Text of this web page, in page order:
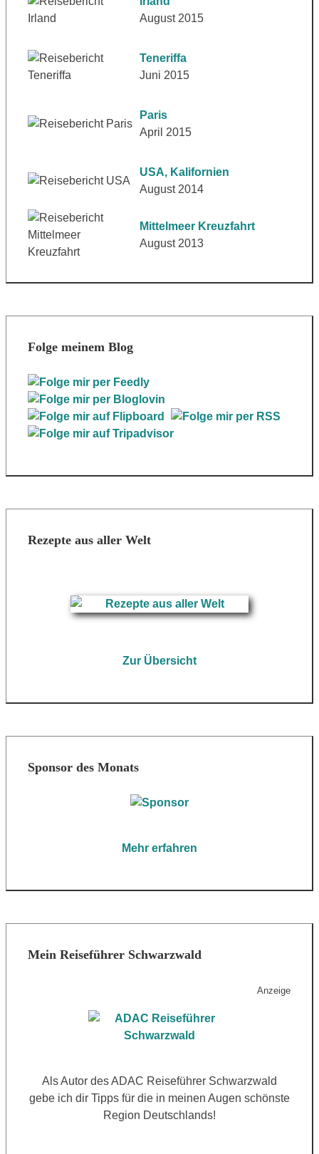
August 2015
Teneriffa
Juni 2015
Paris
April 2015
USA, Kalifornien
August 2014
Mittelmeer Kreuzfahrt
August 2013
Folge meinem Blog
Rezepte aus aller Welt
Zur Übersicht
Sponsor des Monats
Mehr erfahren
Mein Reiseführer Schwarzwald
Anzeige
Als Autor des ADAC Reiseführer Schwarzwald
gebe ich dir Tipps für die in meinen Augen schönste
Region Deutschlands!